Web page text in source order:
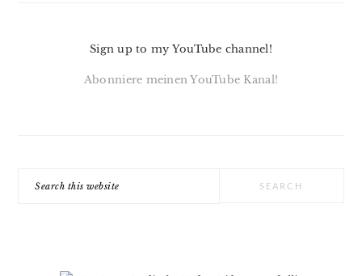
Sign up to my YouTube channel!
Abonniere meinen YouTube Kanal!